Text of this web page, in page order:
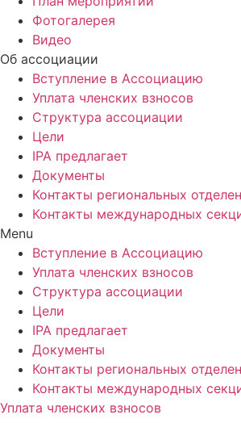
Фотогалерея
Видео
Об ассоциации
Вступление в Ассоциацию
Уплата членских взносов
Структура ассоциации
Цели
IPA предлагает
Документы
Контакты региональных
Контакты международных
Menu
Вступление в Ассоциацию
Уплата членских взносов
Структура ассоциации
Цели
IPA предлагает
Документы
Контакты региональных
Контакты международных
Уплата членских взносов